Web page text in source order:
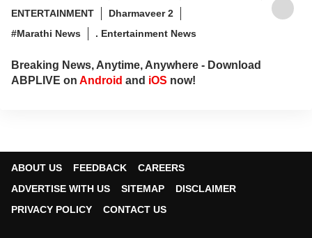
ENTERTAINMENT
Dharmaveer 2
#Marathi News
. Entertainment News
Breaking News, Anytime, Anywhere - Download
ABPLIVE on Android and iOS now!
ABOUT US FEEDBACK
CAREERS
ADVERTISE WITH US
SITEMAP
DISCLAIMER
PRIVACY POLICY
CONTACT US